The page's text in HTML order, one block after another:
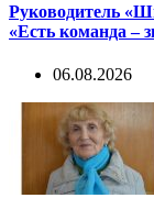
Руководитель
«Есть команда –
06.08.2026